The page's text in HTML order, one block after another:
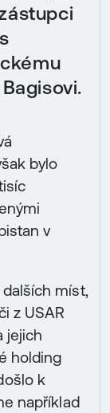
bylo
v
míst,
z USAR
jejich
holding
k
například